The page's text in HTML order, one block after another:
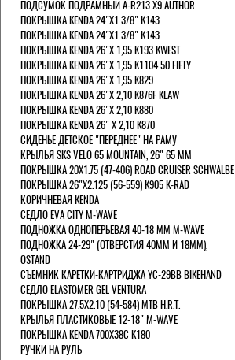
ПОДСУМОК ПОДРАМНЫЙ A-R213 X9 AUTHOR
ПОКРЫШКА KENDA 24"Х1 3/8" K143
ПОКРЫШКА KENDA 24"Х1 3/8" K143
ПОКРЫШКА KENDA 26"Х 1,95 K193 KWEST
ПОКРЫШКА KENDA 26"Х 1,95 K1104 50 FIFTY
ПОКРЫШКА KENDA 26"Х 1,95 K829
ПОКРЫШКА KENDA 26"Х 2,10 K876F KLAW
ПОКРЫШКА KENDA 26"Х 2,10 K880
ПОКРЫШКА KENDA 26" Х 2,10 K870
СИДЕНЬЕ ДЕТСКОЕ "ПЕРЕДНЕЕ" НА РАМУ
КРЫЛЬЯ SKS VELO 65 MOUNTAIN, 26" 65 ММ
ПОКРЫШКА 20X1.75 (47-406) ROAD CRUISER SCHWALBE
ПОКРЫШКА 26"Х2.125 (56-559) K905 K-RAD
КОРИЧНЕВАЯ KENDA
СЕДЛО EVA CITY M-WAVE
ПОДНОЖКА ОДНОПЕРЬЕВАЯ 40-18 ММ M-WAVE
ПОДНОЖКА 24-29" (ОТВЕРСТИЯ 40ММ И 18ММ),
OSTAND
СЪЕМНИК КАРЕТКИ-КАРТРИДЖА YC-29BB BIKEHAND
СЕДЛО ELASTOMER GEL VENTURA
ПОКРЫШКА 27.5X2.10 (54-584) MTB H.R.T.
КРЫЛЬЯ ПЛАСТИКОВЫЕ 12-18" M-WAVE
ПОКРЫШКА KENDA 700Х38С K180
РУЧКИ НА РУЛЬ